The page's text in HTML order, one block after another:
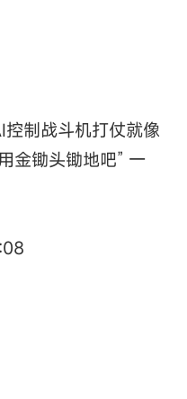
制战斗机打仗就像
金锄头锄地吧” 一